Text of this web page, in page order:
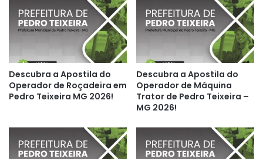
Descubra a Apostila do
Operador de Roçadeira em
Pedro Teixeira MG 2026!
Descubra a Apostila do
Operador de Máquina
Trator de Pedro Teixeira –
MG 2026!